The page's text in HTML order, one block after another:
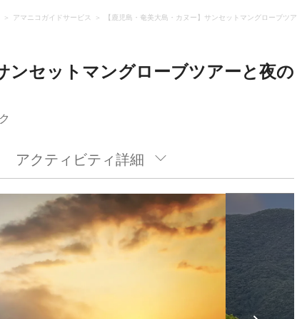
アマニコガイドサービス 【鹿児島・奄美大島・カヌー】サンセットマングローブツ
ンセットマングローブツアーと夜の
アクティビティ詳細